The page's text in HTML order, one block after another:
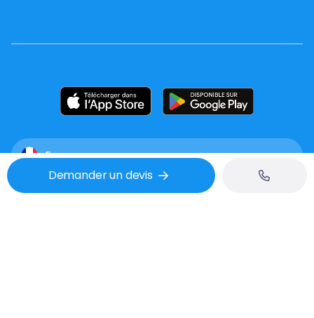
Demander un devis
France